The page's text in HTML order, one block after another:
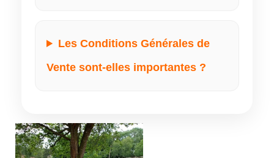
Les Conditions Générales de
Vente sont-elles importantes ?